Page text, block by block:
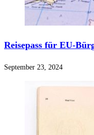
Reisepass für EU-
September 23, 2024